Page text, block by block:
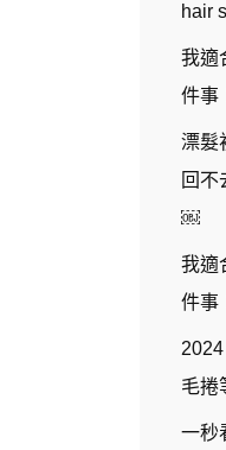
hair
我適
件事
漂髮
回不
￼
我適
件事
毛捲
一秒